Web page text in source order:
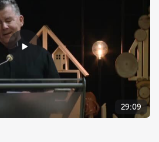
29:09